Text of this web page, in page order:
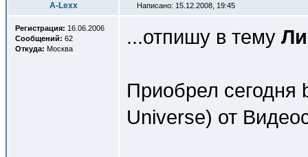
A-Lexx Написано: 15.12.2008, 19:45
Регистрация: 16.06.2006
Сообщений: 62
Откуда: Москва
...отпишу в тему
Приобрел сегодня
Universe) от